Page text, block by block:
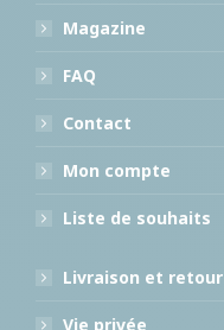
Magazine
FAQ
Contact
Mon compte
Liste de souhaits
Livraison et retour
Vie privée